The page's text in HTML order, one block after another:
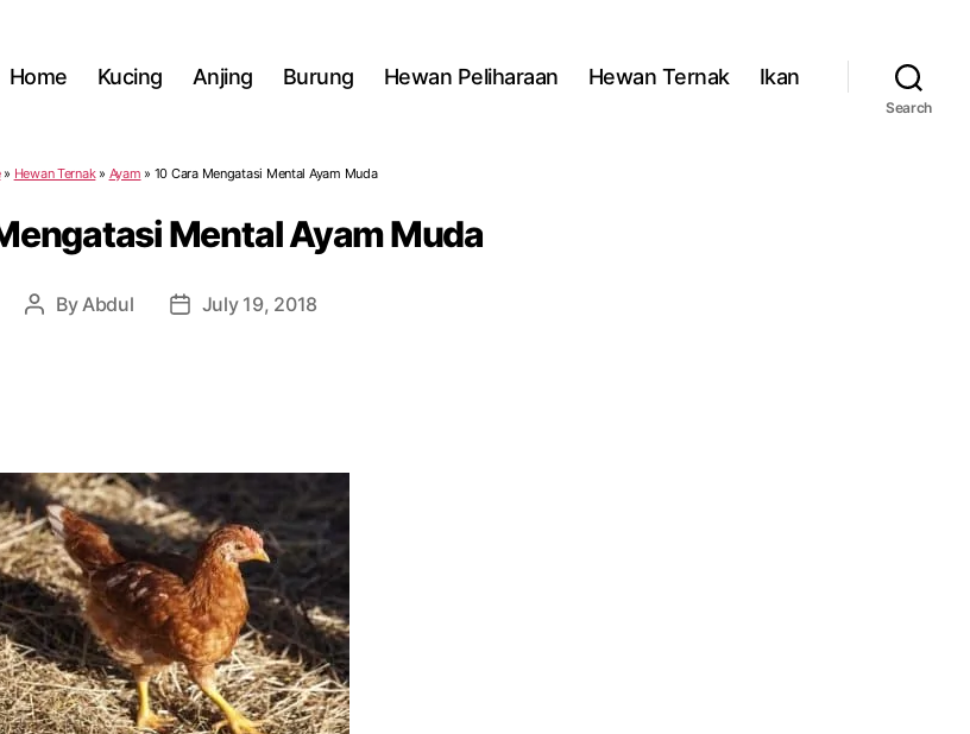
Home Kucing Anjing Burung Hewan Peliharaan Hewan Ternak Ikan
Search
» Hewan Ternak» Ayam » 10 Cara Mengatasi Mental Ayam Muda
Mental Ayam Muda
Post
ByAbdul
PostJuly 19, 2018